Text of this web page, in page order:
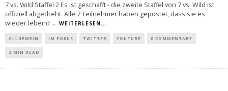
7 vs. Wild Staffel 2 Es ist geschafft - die zweite Staffel von 7 vs. Wild ist
offiziell abgedreht. Alle 7 Teilnehmer haben gepostet, dass sie es
wieder lebend ... WEITERLESEN...
ALLGEMEIN IM FOKUS TWITTER YOUTUBE 0 KOMMENTARE
2 MIN READ